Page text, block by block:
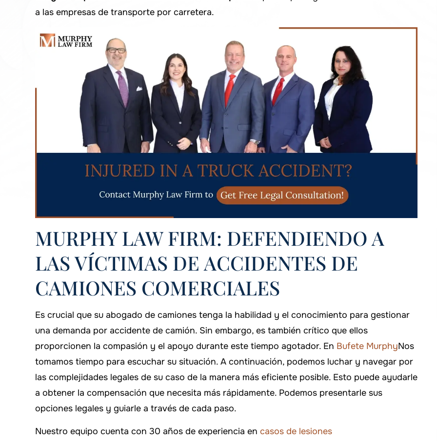
a las empresas de transporte por carretera.
MURPHY LAW FIRM: DEFENDIENDO A
LAS VÍCTIMAS DE ACCIDENTES DE
CAMIONES COMERCIALES
Es crucial que su abogado de camiones tenga la habilidad y el conocimiento para gestionar
una demanda por accidente de camión. Sin embargo, es también crítico que ellos
proporcionen la compasión y el apoyo durante este tiempo agotador. En Bufete MurphyNos
tomamos tiempo para escuchar su situación. A continuación, podemos luchar y navegar por
las complejidades legales de su caso de la manera más eficiente posible. Esto puede ayudarle
a obtener la compensación que necesita más rápidamente. Podemos presentarle sus
opciones legales y guiarle a través de cada paso.
Nuestro equipo cuenta con 30 años de experiencia en casos de lesiones
necesitas!
WHATLEY
Murphy Law Firm para manejar mi
caso.
-ARTHUR DAVIS
aseguraré de llamar al bufete
Murphy!
-FALLON CARTER